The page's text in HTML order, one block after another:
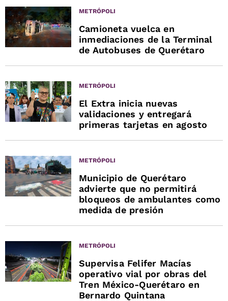
METRÓPOLI
Camioneta vuelca en
inmediaciones de la Terminal
de Autobuses de Querétaro
METRÓPOLI
El Extra inicia nuevas
validaciones y entregará
primeras tarjetas en agosto
METRÓPOLI
Municipio de Querétaro
advierte que no permitirá
bloqueos de ambulantes como
medida de presión
METRÓPOLI
Supervisa Felifer Macías
operativo vial por obras del
Tren México-Querétaro en
Bernardo Quintana